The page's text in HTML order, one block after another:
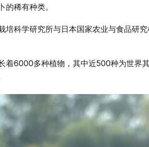
稀有种类。
培科学研究所与日本国家农业与食品研
着6000多种植物，其中近500种为世界